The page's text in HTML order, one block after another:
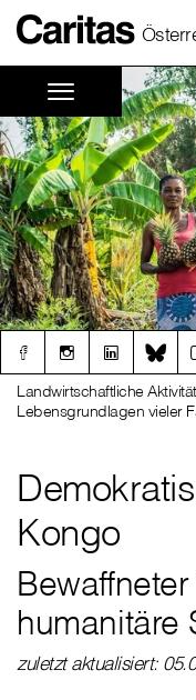
Kongo
Landwirtschaftliche
Lebensgrundlagen vieler
humanitäre
zuletzt aktualisiert: